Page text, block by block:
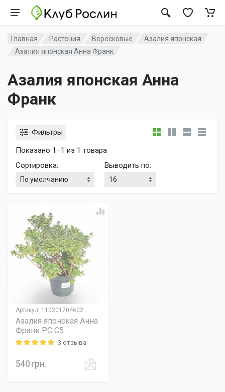
Главная Растения Вересковые
Азалия японская
Азалия японская Анна Франк
Азалия японская Анна
Франк
Фильтры
Показано 1–1 из 1 товара
Сортировка: Выводить по:
Артикул: 110201704602
Азалия японская Анна
Франк PC C5
Rating: 5 out of 53 отзыва
540грн.